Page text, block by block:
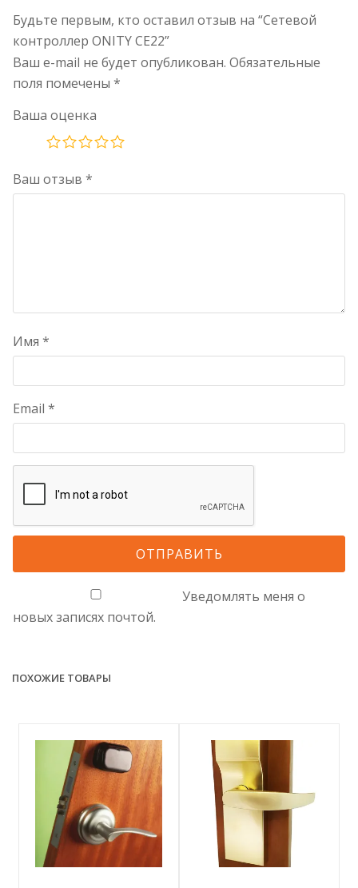
Будьте первым, кто оставил отзыв на “Сетевой
контроллер ONITY CE22”
Ваш e-mail не будет опубликован. Обязательные
поля помечены *
Ваша оценка
Ваш отзыв *
Имя *
Email *
Уведомлять меня о
новых записях почтой.
ПОХОЖИЕ ТОВАРЫ